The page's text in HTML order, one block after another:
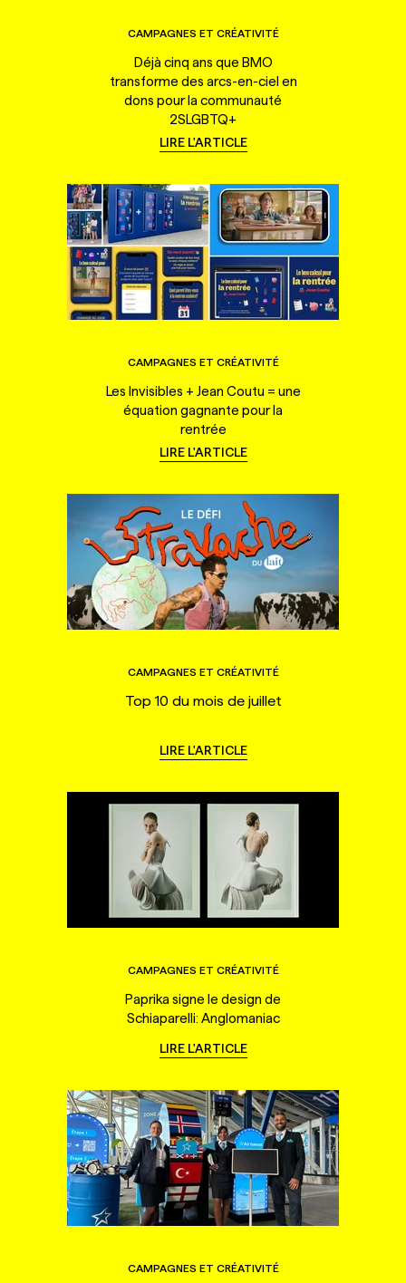
CAMPAGNES ET CRÉATIVITÉ
Déjà cinq ans que BMO
transforme des arcs-en-ciel en
dons pour la communauté
2SLGBTQ+
LIRE L'ARTICLE
CAMPAGNES ET CRÉATIVITÉ
Les Invisibles + Jean Coutu = une
équation gagnante pour la
rentrée
LIRE L'ARTICLE
CAMPAGNES ET CRÉATIVITÉ
Top 10 du mois de juillet
LIRE L'ARTICLE
CAMPAGNES ET CRÉATIVITÉ
Paprika signe le design de
Schiaparelli: Anglomaniac
LIRE L'ARTICLE
CAMPAGNES ET CRÉATIVITÉ